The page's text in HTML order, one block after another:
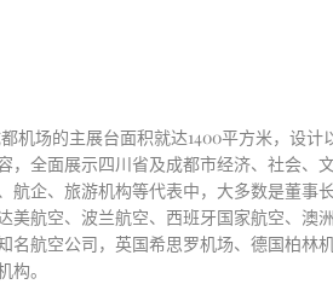
机场的主展台面积就达1400平方米，设
全面展示四川省及成都市经济、社会
企、旅游机构等代表中，大多数是董
航空、波兰航空、西班牙国家航空、
航空公司，英国希思罗机场、德国柏
。